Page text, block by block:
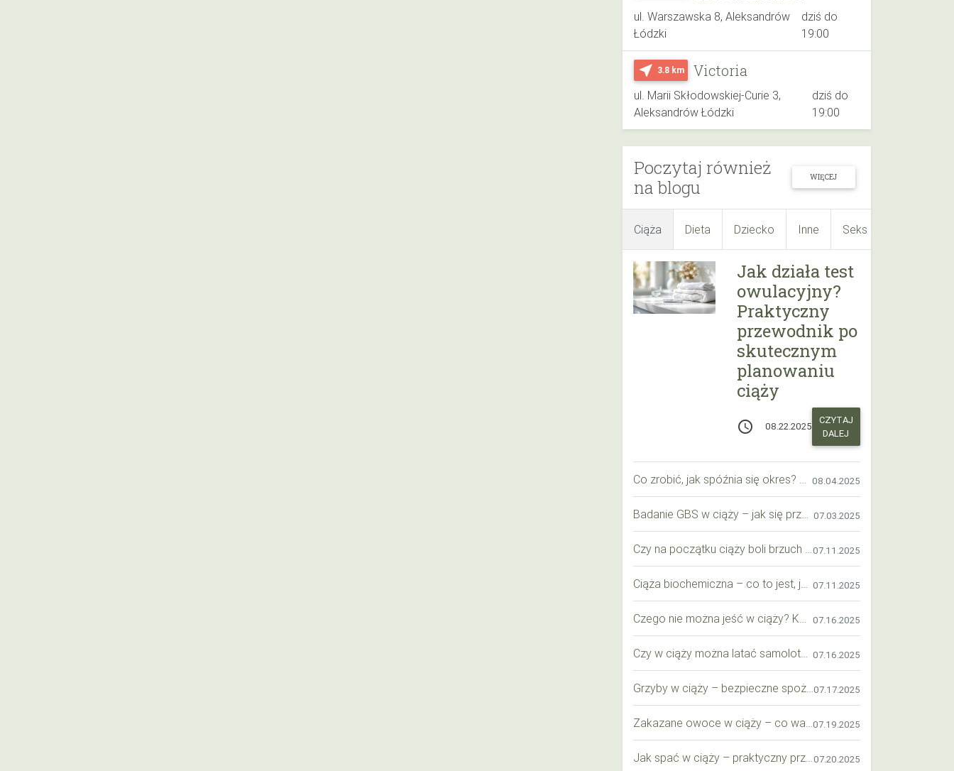
ul. Warszawska 8, Aleksandrów
Łódzki
dziś do
19:00
near_me 3.8 km Victoria
ul. Marii Skłodowskiej-Curie 3,
Aleksandrów Łódzki
dziś do
19:00
Poczytaj również
na blogu
WIĘCEJ
Ciąża Dieta Dziecko Inne Seks
Jak działa test
owulacyjny?
Praktyczny
przewodnik po
skutecznym
planowaniu
ciąży
access_time 08.22.2025
CZYTAJ
DALEJ
08.04.2025
07.03.2025
07.11.2025
07.11.2025
07.16.2025
07.16.2025
07.17.2025
07.19.2025
07.20.2025